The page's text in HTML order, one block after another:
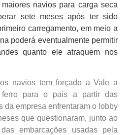
navios para carga seca
sete meses após ter sido
carregamento, em meio a
poderá eventualmente permitir
quanto ele atraquem nos
navios tem forçado a Vale a
ferro para o país a partir das
da empresa enfrentaram o lobby
que questionaram, junto ao
embarcações usadas pela